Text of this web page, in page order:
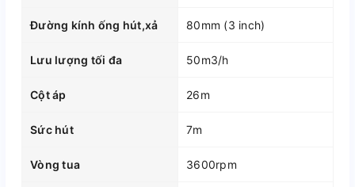
Đường kính ống hút,xả 80mm (3 inch)
Lưu lượng tối đa 50m3/h
Cột áp 26m
Sức hút 7m
Vòng tua 3600rpm